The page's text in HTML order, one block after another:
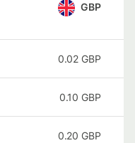
GBP
0.02 GBP
0.10 GBP
0.20 GBP